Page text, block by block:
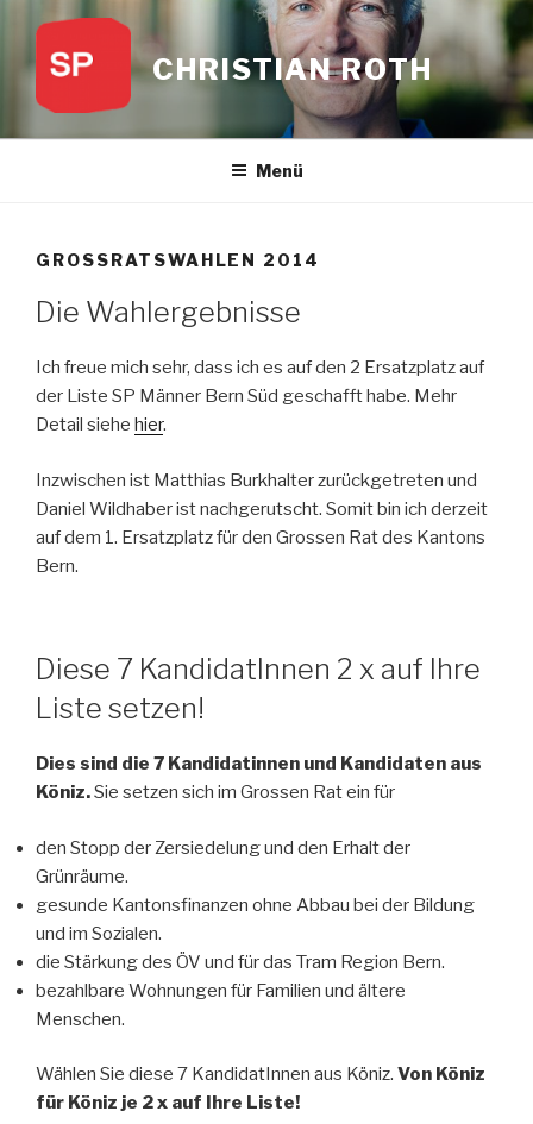
springen
CHRISTIAN ROTH
Menü
GROSSRATSWAHLEN 2014
Die Wahlergebnisse
Ich freue mich sehr, dass ich es auf den 2 Ersatzplatz auf
der Liste SP Männer Bern Süd geschafft habe. Mehr
Detail siehe hier.
Inzwischen ist Matthias Burkhalter zurückgetreten und
Daniel Wildhaber ist nachgerutscht. Somit bin ich derzeit
auf dem 1. Ersatzplatz für den Grossen Rat des Kantons
Bern.
Diese 7 KandidatInnen 2 x auf Ihre
Liste setzen!
Dies sind die 7 Kandidatinnen und Kandidaten aus
Köniz.Sie setzen sich im Grossen Rat ein für
den Stopp der Zersiedelung und den Erhalt der
Grünräume.
gesunde Kantonsfinanzen ohne Abbau bei der Bildung
und im Sozialen.
die Stärkung des ÖV und für das Tram Region Bern.
bezahlbare Wohnungen für Familien und ältere
Menschen.
Wählen Sie diese 7 KandidatInnen aus Köniz. Von Köniz
für Köniz je 2 x auf Ihre Liste!